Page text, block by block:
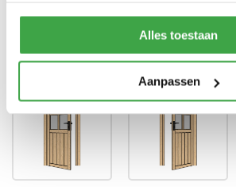
Alles toestaan
Aanpassen